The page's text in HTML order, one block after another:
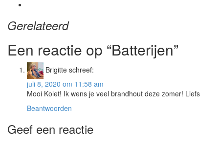
Gerelateerd
Een reactie op “Batterijen”
Brigitte schreef:
juli 8, 2020 om 11:58 am
Mooi Kolet! Ik wens je veel brandhout deze zomer! Liefs
Beantwoorden
Geef een reactie